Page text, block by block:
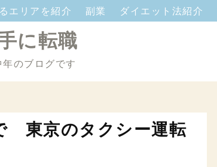
エリアを紹介 副業 ダイエット法紹介
に転職
のブログです
東京のタクシー運転